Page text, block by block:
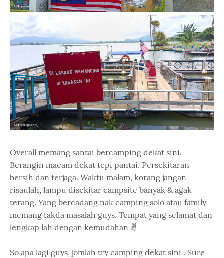
Overall memang santai bercamping dekat sini.
Berangin macam dekat tepi pantai. Persekitaran
bersih dan terjaga. Waktu malam, korang jangan
risaulah, lampu disekitar campsite banyak & agak
terang. Yang bercadang nak camping solo atau family,
memang takda masalah guys. Tempat yang selamat dan
lengkap lah dengan kemudahan ✌
So apa lagi guys, jomlah try camping dekat sini . Sure